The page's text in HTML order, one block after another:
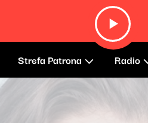
Strefa Patrona Radio